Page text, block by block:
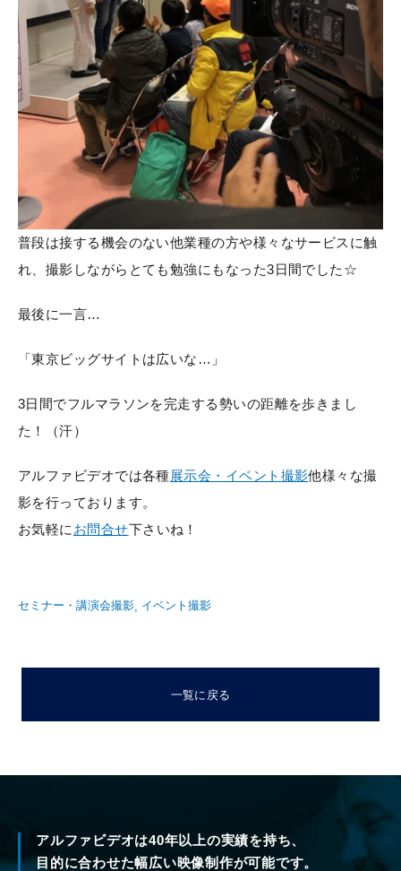
普段は接する機会のない他業種の方や様々なサービスに触
れ、撮影しながらとても勉強にもなった3日間でした☆
最後に一言…
「東京ビッグサイトは広いな…」
3日間でフルマラソンを完走する勢いの距離を歩きまし
た！（汗）
アルファビデオでは各種展示会・イベント撮影他様々な撮
影を行っております。
お気軽に お問合せ下さいね！
セミナー・講演会撮影 イベント撮影
一覧に戻る
アルファビデオは40年以上の実績を持ち、
目的に合わせた幅広い映像制作が可能です。